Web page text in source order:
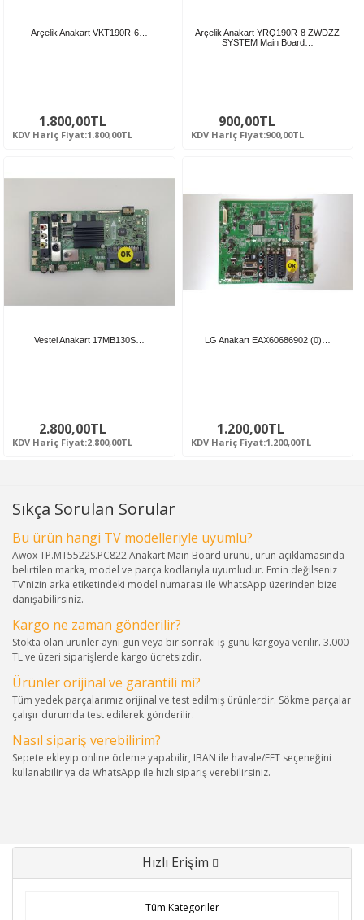
Arçelik Anakart VKT190R-6…
1.800,00TL
KDV Hariç Fiyat:1.800,00TL
Arçelik Anakart YRQ190R-8 ZWDZZ
SYSTEM Main Board…
900,00TL
KDV Hariç Fiyat:900,00TL
Vestel Anakart 17MB130S…
2.800,00TL
KDV Hariç Fiyat:2.800,00TL
LG Anakart EAX60686902 (0)…
1.200,00TL
KDV Hariç Fiyat:1.200,00TL
Sıkça Sorulan Sorular
Bu ürün hangi TV modelleriyle uyumlu?
Awox TP.MT5522S.PC822 Anakart Main Board ürünü, ürün açıklamasında
belirtilen marka, model ve parça kodlarıyla uyumludur. Emin değilseniz
TV'nizin arka etiketindeki model numarası ile WhatsApp üzerinden bize
danışabilirsiniz.
Kargo ne zaman gönderilir?
Stokta olan ürünler aynı gün veya bir sonraki iş günü kargoya verilir. 3.000
TL ve üzeri siparişlerde kargo ücretsizdir.
Ürünler orijinal ve garantili mi?
Tüm yedek parçalarımız orijinal ve test edilmiş ürünlerdir. Sökme parçalar
çalışır durumda test edilerek gönderilir.
Nasıl sipariş verebilirim?
Sepete ekleyip online ödeme yapabilir, IBAN ile havale/EFT seçeneğini
kullanabilir ya da WhatsApp ile hızlı sipariş verebilirsiniz.
Hızlı Erişim
Tüm Kategoriler